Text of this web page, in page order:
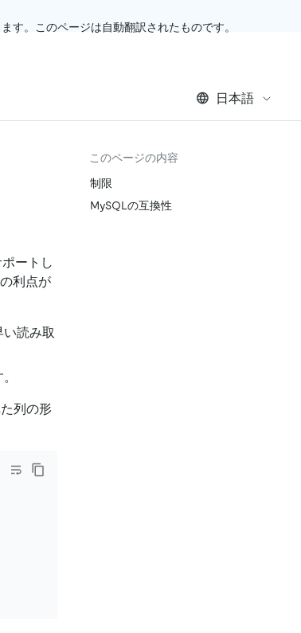
す。このページは自動翻訳されたものです。
日本語
ートし
利点が
読み取
列の形
このページの内容
制限
MySQLの互換性